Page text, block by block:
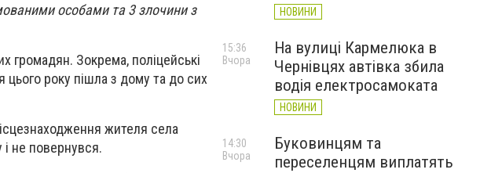
особами та 3 злочини з
громадян. Зокрема, поліцейські
року пішла з дому та до сих
жителя села
не повернувся.
НОВИНИ
На вулиці Кармелюка в
Чернівцях автівка збила
водія електросамоката
НОВИНИ
15:36
Вчора
Буковинцям та
переселенцям виплатять
14:30
Вчора